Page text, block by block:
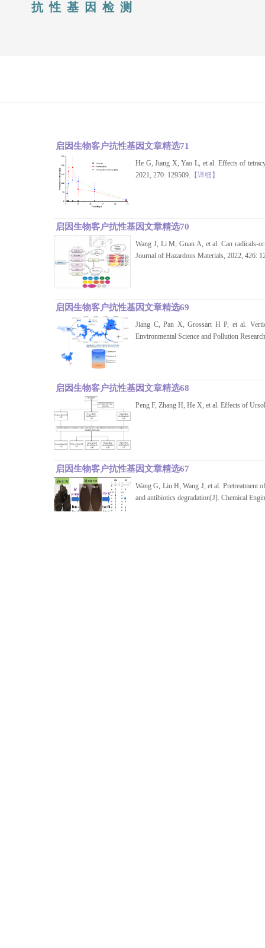
启因生物客户抗性基因文章精选71
He G, Jiang X, Yao L, et al. Effects of
2021, 270: 129509. 【详细】
启因生物客户抗性基因文章精选70
Wang J, Li M, Guan A, et al. Can radicals-
Journal of Hazardous Materials, 2022, 426:
启因生物客户抗性基因文章精选69
Jiang C, Pan X, Grossart H P, et al.
Environmental Science and Pollution
启因生物客户抗性基因文章精选68
Peng F, Zhang H, He X, et al. Effects of
启因生物客户抗性基因文章精选67
Wang G, Liu H, Wang J, et al. Pretreatment
and antibiotics degradation[J]. Chemical
抗性基因检测